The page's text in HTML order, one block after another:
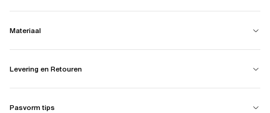
Materiaal
Levering en Retouren
Pasvorm tips